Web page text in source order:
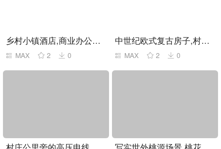
乡村小镇酒店,商业办公楼,乡村建筑
MAX 2 0
中世纪欧式复古房子,村庄楼房,阁楼别墅
MAX 2 0